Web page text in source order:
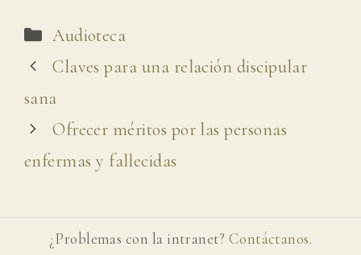
Categorías
Audioteca
Claves para una relación discipular
sana
Ofrecer méritos por las personas
enfermas y fallecidas
¿Problemas con la intranet? Contáctanos.